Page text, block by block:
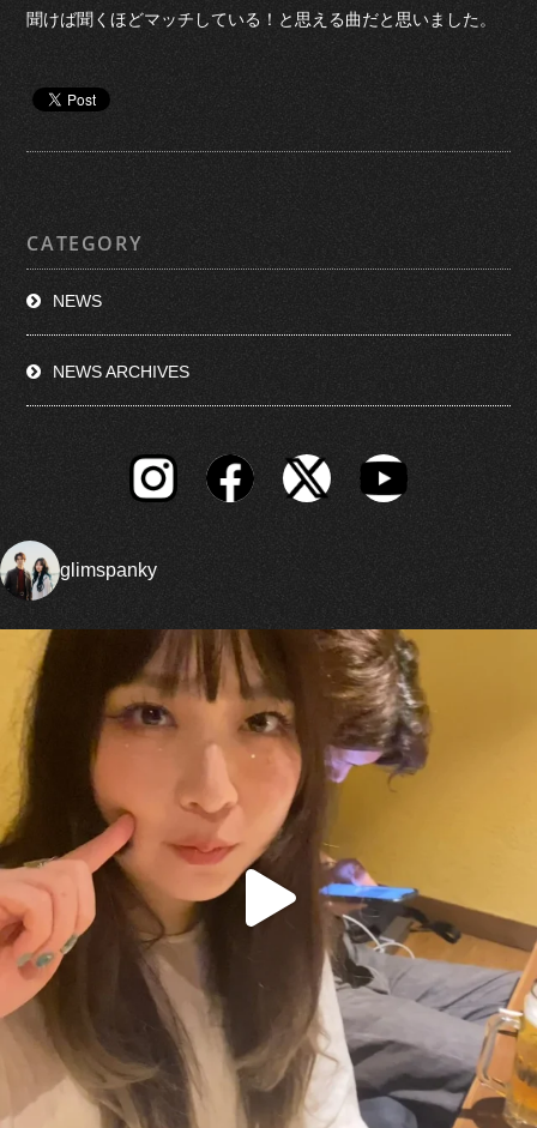
聞けば聞くほどマッチしている！と思える曲だと思いました。
CATEGORY
NEWS
NEWS ARCHIVES
glimspanky